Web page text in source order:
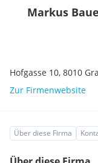
Markus
Hofgasse 10, 8010
Zur Firmenwebsite
Über diese Firma